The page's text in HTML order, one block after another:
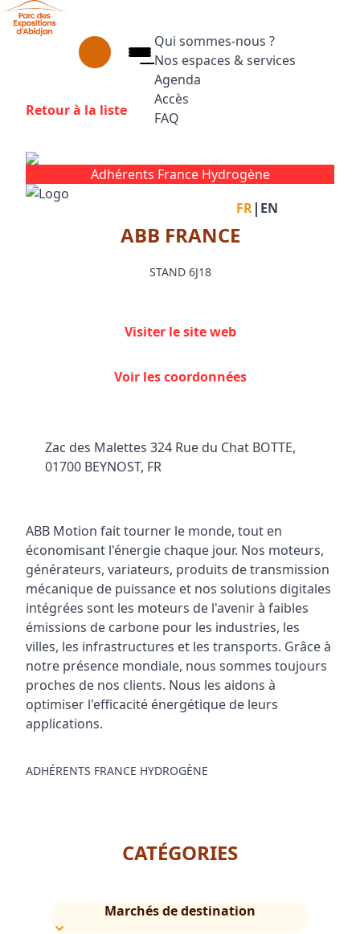
Aller au contenu principal
Qui sommes-nous ?
Nos espaces & services
Agenda
Accès
FAQ
Facebook
Instagram
Linkedin
FR| EN
Retour à la liste
Adhérents France Hydrogène
ABB FRANCE
STAND 6J18
Visiter le site web
Voir les coordonnées
Zac des Malettes 324 Rue du Chat BOTTE,
01700 BEYNOST, FR
ABB Motion fait tourner le monde, tout en
économisant l'énergie chaque jour. Nos moteurs,
générateurs, variateurs, produits de transmission
mécanique de puissance et nos solutions digitales
intégrées sont les moteurs de l'avenir à faibles
émissions de carbone pour les industries, les
villes, les infrastructures et les transports. Grâce à
notre présence mondiale, nous sommes toujours
proches de nos clients. Nous les aidons à
optimiser l'efficacité énergétique de leurs
applications.
ADHÉRENTS FRANCE HYDROGÈNE
CATÉGORIES
Marchés de destination
Panneau de gestion des cookies